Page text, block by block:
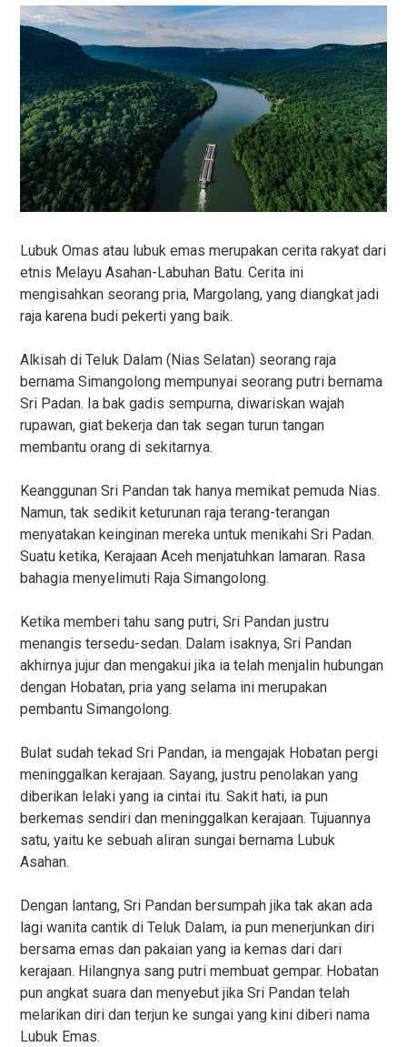
Lubuk Omas atau lubuk emas merupakan cerita rakyat dari
etnis Melayu Asahan-Labuhan Batu. Cerita ini
mengisahkan seorang pria, Margolang, yang diangkat jadi
raja karena budi pekerti yang baik.
Alkisah di Teluk Dalam (Nias Selatan) seorang raja
bernama Simangolong mempunyai seorang putri bernama
Sri Padan. Ia bak gadis sempurna, diwariskan wajah
rupawan, giat bekerja dan tak segan turun tangan
membantu orang di sekitarnya.
Keanggunan Sri Pandan tak hanya memikat pemuda Nias.
Namun, tak sedikit keturunan raja terang-terangan
menyatakan keinginan mereka untuk menikahi Sri Padan.
Suatu ketika, Kerajaan Aceh menjatuhkan lamaran. Rasa
bahagia menyelimuti Raja Simangolong.
Ketika memberi tahu sang putri, Sri Pandan justru
menangis tersedu-sedan. Dalam isaknya, Sri Pandan
akhirnya jujur dan mengakui jika ia telah menjalin hubungan
dengan Hobatan, pria yang selama ini merupakan
pembantu Simangolong.
Bulat sudah tekad Sri Pandan, ia mengajak Hobatan pergi
meninggalkan kerajaan. Sayang, justru penolakan yang
diberikan lelaki yang ia cintai itu. Sakit hati, ia pun
berkemas sendiri dan meninggalkan kerajaan. Tujuannya
satu, yaitu ke sebuah aliran sungai bernama Lubuk
Asahan.
Dengan lantang, Sri Pandan bersumpah jika tak akan ada
lagi wanita cantik di Teluk Dalam, ia pun menerjunkan diri
bersama emas dan pakaian yang ia kemas dari dari
kerajaan. Hilangnya sang putri membuat gempar. Hobatan
pun angkat suara dan menyebut jika Sri Pandan telah
melarikan diri dan terjun ke sungai yang kini diberi nama
Lubuk Emas.